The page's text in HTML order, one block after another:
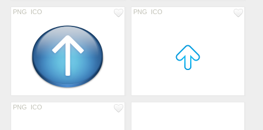
PNG ICO PNG ICO
PNG ICO